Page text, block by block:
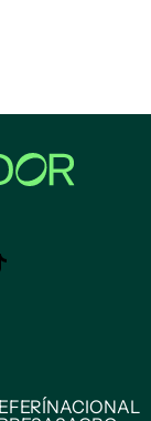
NACIONAL